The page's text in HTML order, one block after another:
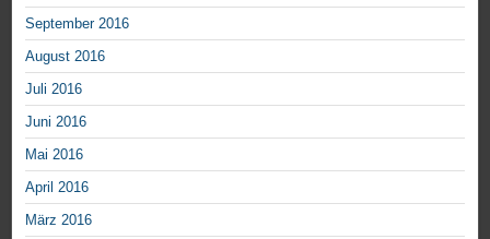
September 2016
August 2016
Juli 2016
Juni 2016
Mai 2016
April 2016
März 2016